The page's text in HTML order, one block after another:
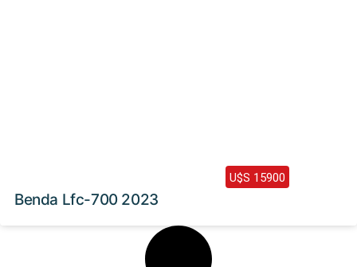
U$S 15900
Benda Lfc-700 2023